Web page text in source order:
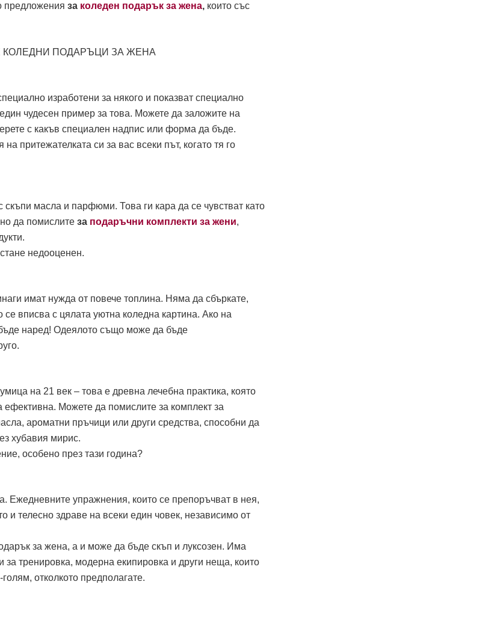
предложения за коледен подарък за жена, които със
изработени за някого и показват специално
чудесен пример за това. Можете да заложите на
с какъв специален надпис или форма да бъде.
притежателката си за вас всеки път, когато тя го
скъпи масла и парфюми. Това ги кара да се чувстват като
да помислите за подаръчни комплекти за жени,
недооценен.
имат нужда от повече топлина. Няма да сбъркате,
вписва с цялата уютна коледна картина. Ако на
наред! Одеялото също може да бъде
на 21 век – това е древна лечебна практика, която
ефективна. Можете да помислите за комплект за
ароматни пръчици или други средства, способни да
хубавия мирис.
особено през тази година?
Ежедневните упражнения, които се препоръчват в нея,
и телесно здраве на всеки един човек, независимо от
за жена, а и може да бъде скъп и луксозен. Има
тренировка, модерна екипировка и други неща, които
отколкото предполагате.